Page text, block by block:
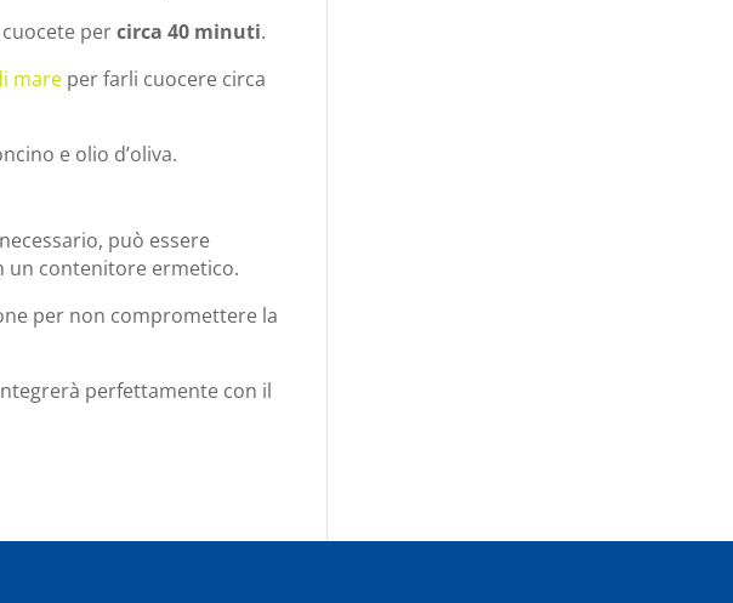
percirca 40 minuti.
mareper farli cuocere circa
e olio d’oliva.
può essere
un contenitore ermetico.
per non compromettere la
perfettamente con il